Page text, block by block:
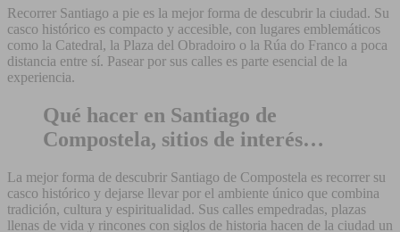
Recorrer Santiago a pie es la mejor forma de descubrir la ciudad. Su
casco histórico es compacto y accesible, con lugares emblemáticos
como la Catedral, la Plaza del Obradoiro o la Rúa do Franco a poca
distancia entre sí. Pasear por sus calles es parte esencial de la
experiencia.
Qué hacer en Santiago de
Compostela, sitios de interés…
La mejor forma de descubrir Santiago de Compostela es recorrer su
casco histórico y dejarse llevar por el ambiente único que combina
tradición, cultura y espiritualidad. Sus calles empedradas, plazas
llenas de vida y rincones con siglos de historia hacen de la ciudad un